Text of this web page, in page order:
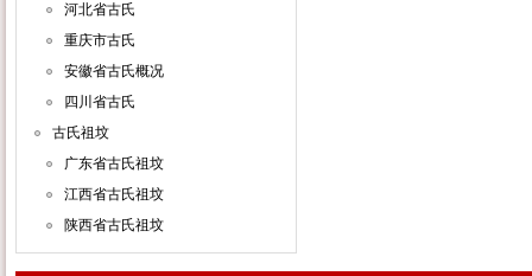
河北省古氏
重庆市古氏
安徽省古氏概况
四川省古氏
古氏祖坟
广东省古氏祖坟
江西省古氏祖坟
陕西省古氏祖坟